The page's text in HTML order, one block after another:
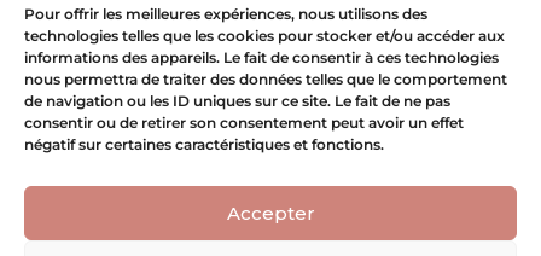
Pour offrir les meilleures expériences, nous utilisons des
technologies telles que les cookies pour stocker et/ou accéder aux
informations des appareils. Le fait de consentir à ces technologies
nous permettra de traiter des données telles que le comportement
de navigation ou les ID uniques sur ce site. Le fait de ne pas
consentir ou de retirer son consentement peut avoir un effet
négatif sur certaines caractéristiques et fonctions.
Accepter
Copyright 2025 © Nicole Bordeleau